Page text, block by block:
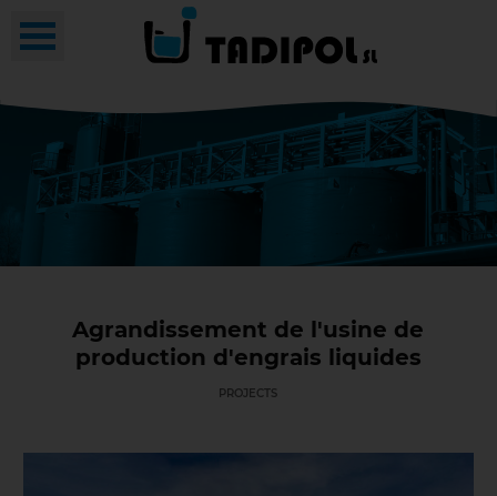
Agrandissement de l'usine de
production d'engrais liquides
PROJECTS